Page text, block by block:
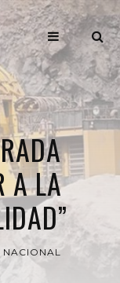
A LA
NACIONAL